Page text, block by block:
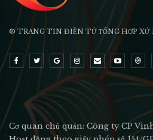
® TRANG TIN ĐIỆN TỬ ТỔNG HỢP XỨ
Cơ quan chủ quản: Công ty CP